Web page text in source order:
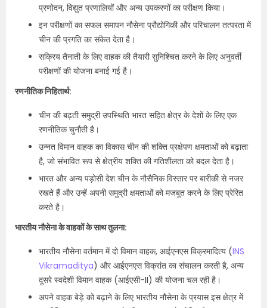
प्रणोदन, विद्युत प्रणालियों और अन्य उपकरणों का परीक्षण किया।
इन परीक्षणों का सफल समापन नौसेना प्रौद्योगिकी और परिचालन तत्परता में
चीन की प्रगति का संकेत देता है।
सक्रिय तैनाती के लिए वाहक की तैयारी सुनिश्चित करने के लिए अनुवर्ती
परीक्षणों की योजना बनाई गई है।
रणनीतिक निहितार्थ:
चीन की बढ़ती समुद्री उपस्थिति भारत सहित क्षेत्र के देशों के लिए एक
रणनीतिक चुनौती है।
उन्नत विमान वाहक का विकास चीन की शक्ति प्रक्षेपण क्षमताओं को बढ़ाता
है, जो संभावित रूप से क्षेत्रीय शक्ति की गतिशीलता को बदल देता है।
भारत और अन्य पड़ोसी देश चीन के नौसैनिक विस्तार पर बारीकी से नजर
रखते हैं और उन्हें अपनी समुद्री क्षमताओं को मजबूत करने के लिए प्रेरित
करते है।
भारतीय नौसेना के वाहकों के साथ तुलना:
भारतीय नौसेना वर्तमान में दो विमान वाहक, आईएनएस विक्रमादित्य (INS
Vikramaditya) और आईएनएस विक्रांत का संचालन करती है, अन्य
दूसरे स्वदेशी विमान वाहक (आईएसी-II) की योजना चल रही है।
अपने वाहक बेड़े को बढ़ाने के लिए भारतीय नौसेना के प्रयास इस क्षेत्र में